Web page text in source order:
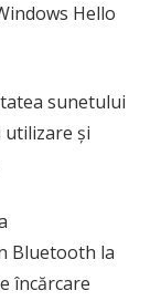
Hello
sunetului
utilizare și
Bluetooth la
încărcare